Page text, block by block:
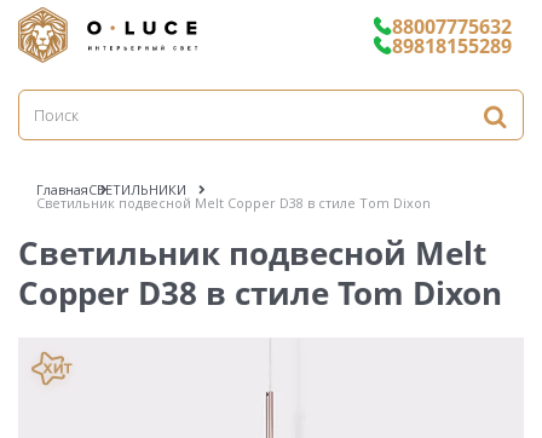
88007775632
89818155289
ГлавнаяСВЕТИЛЬНИКИ
Светильник подвесной Melt Copper D38 в стиле Tom Dixon
Светильник подвесной Melt
Copper D38 в стиле Tom Dixon